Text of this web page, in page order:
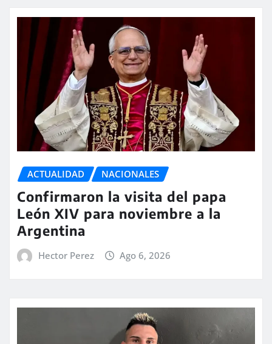
ACTUALIDAD NACIONALES
Confirmaron la visita del papa
León XIV para noviembre a la
Argentina
Hector Perez Ago 6, 2026